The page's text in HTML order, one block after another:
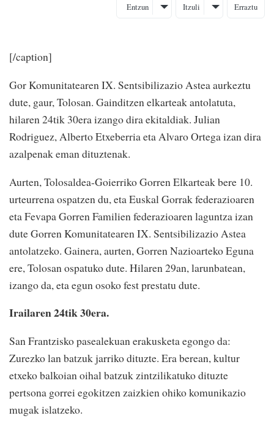
Entzun Itzuli Erraztu
[/caption]
Gor Komunitatearen IX. Sentsibilizazio Astea aurkeztu
dute, gaur, Tolosan. Gainditzen elkarteak antolatuta,
hilaren 24tik 30era izango dira ekitaldiak. Julian
Rodriguez, Alberto Etxeberria eta Alvaro Ortega izan dira
azalpenak eman dituztenak.
Aurten, Tolosaldea-Goierriko Gorren Elkarteak bere 10.
urteurrena ospatzen du, eta Euskal Gorrak federazioaren
eta Fevapa Gorren Familien federazioaren laguntza izan
dute Gorren Komunitatearen IX. Sentsibilizazio Astea
antolatzeko. Gainera, aurten, Gorren Nazioarteko Eguna
ere, Tolosan ospatuko dute. Hilaren 29an, larunbatean,
izango da, eta egun osoko fest prestatu dute.
Irailaren 24tik 30era.
San Frantzisko pasealekuan erakusketa egongo da:
Zurezko lan batzuk jarriko dituzte. Era berean, kultur
etxeko balkoian oihal batzuk zintzilikatuko dituzte
pertsona gorrei egokitzen zaizkien ohiko komunikazio
mugak islatzeko.